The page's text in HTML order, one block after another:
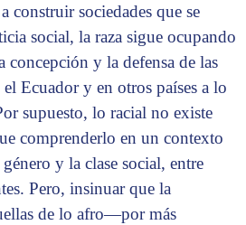
construir sociedades que se
social, la raza sigue ocupando
concepción y la defensa de las
Ecuador y en otros países a lo
supuesto, lo racial no existe
comprenderlo en un contexto
y la clase social, entre
Pero, insinuar que la
de lo afro—por más